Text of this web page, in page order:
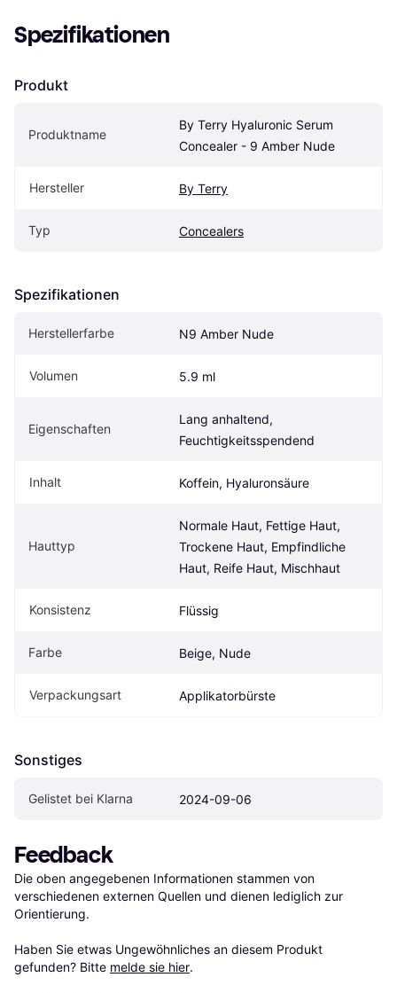
Spezifikationen
Produkt
Produktname
By Terry Hyaluronic Serum
Concealer - 9 Amber Nude
Hersteller By Terry
Typ Concealers
Spezifikationen
Herstellerfarbe N9 Amber Nude
Volumen 5.9 ml
Eigen­schaften
Lang anhaltend,
Feuchtigkeitsspendend
Inhalt Koffein, Hyaluronsäure
Hauttyp
Normale Haut, Fettige Haut,
Trockene Haut, Empfindliche
Haut, Reife Haut, Mischhaut
Konsistenz Flüssig
Farbe Beige, Nude
Verpackungsart Applikatorbürste
Sonstiges
Gelistet bei Klarna 2024-09-06
Feedback
Die oben angegebenen Informationen stammen von
verschiedenen externen Quellen und dienen lediglich zur
Orientierung.
Haben Sie etwas Ungewöhnliches an diesem Produkt
gefunden? Bitte melde sie hier.